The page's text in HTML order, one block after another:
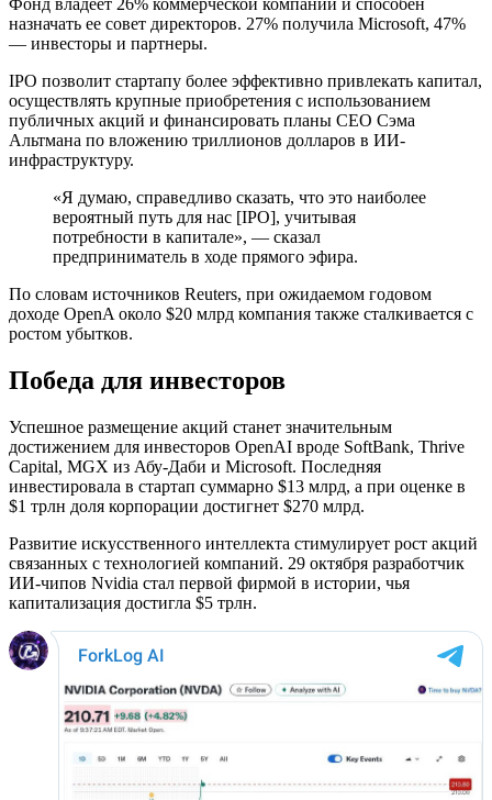
назначать ее совет директоров. 27% получила Microsoft, 47%
— инвесторы и партнеры.
IPO позволит стартапу более эффективно привлекать капитал,
осуществлять крупные приобретения с использованием
публичных акций и финансировать планы CEO Сэма
Альтмана по вложению триллионов долларов в ИИ-
инфраструктуру.
«Я думаю, справедливо сказать, что это наиболее
вероятный путь для нас [IPO], учитывая
потребности в капитале», — сказал
предприниматель в ходе прямого эфира.
По словам источников Reuters, при ожидаемом годовом
доходе OpenA около $20 млрд компания также сталкивается с
ростом убытков.
Победа для инвесторов
Успешное размещение акций станет значительным
достижением для инвесторов OpenAI вроде SoftBank, Thrive
Capital, MGX из Абу-Даби и Microsoft. Последняя
инвестировала в стартап суммарно $13 млрд, а при оценке в
$1 трлн доля корпорации достигнет $270 млрд.
Развитие искусственного интеллекта стимулирует рост акций
связанных с технологией компаний. 29 октября разработчик
ИИ-чипов Nvidia стал первой фирмой в истории, чья
капитализация достигла $5 трлн.